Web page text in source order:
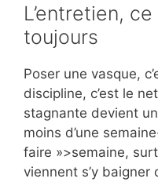
L’entretien, ce
toujours
Poser une vasque,
discipline, c’est le
stagnante devient
moins d’une
faire »>semaine,
viennent s’y